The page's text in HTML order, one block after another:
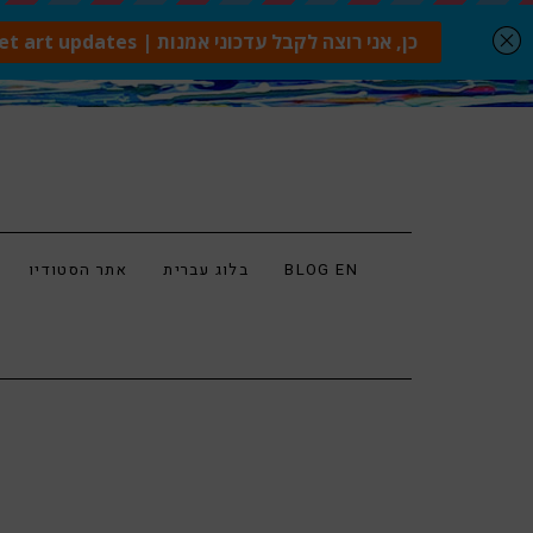
אתר הסטודיו בלוג עברית BLOG EN